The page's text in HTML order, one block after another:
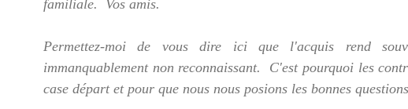
familiale.  Vos amis.
Permettez-moi de vous dire ici que l'acquis rend
immanquablement non reconnaissant.  C'est pourquoi les
case départ et pour que nous nous posions les bonnes